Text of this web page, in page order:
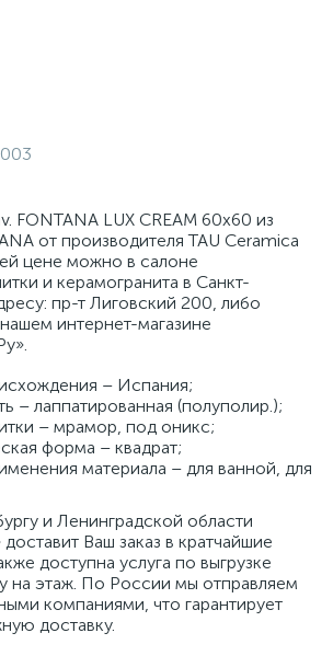
FONTANA LUX CREAM 60x60 из
от производителя TAU Ceramica
цене можно в салоне
и керамогранита в Санкт-
пр-т Лиговский 200, либо
интернет-магазине
– Испания;
– лаппатированная (полуполир.);
– мрамор, под оникс;
форма – квадрат;
материала – для ванной, для
и Ленинградской области
Ваш заказ в кратчайшие
доступна услуга по выгрузке
на этаж. По России мы отправляем
компаниями, что гарантирует
доставку.